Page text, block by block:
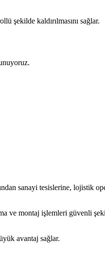
şekilde kaldırılmasını sağlar.
sanayi tesislerine, lojistik
ve montaj işlemleri güvenli
avantaj sağlar.